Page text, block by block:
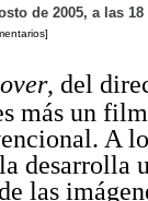
de 2005, a las
, del
más un
A
desarrolla
las